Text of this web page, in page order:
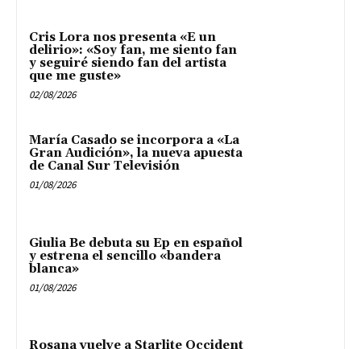
Cris Lora nos presenta «E un
delirio»: «Soy fan, me siento fan
y seguiré siendo fan del artista
que me guste»
02/08/2026
María Casado se incorpora a «La
Gran Audición», la nueva apuesta
de Canal Sur Televisión
01/08/2026
Giulia Be debuta su Ep en español
y estrena el sencillo «bandera
blanca»
01/08/2026
Rosana vuelve a Starlite Occident